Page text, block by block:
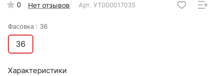
0 Нет отзывов Арт. УТ000017035
Фасовка : 36
36
Характеристики